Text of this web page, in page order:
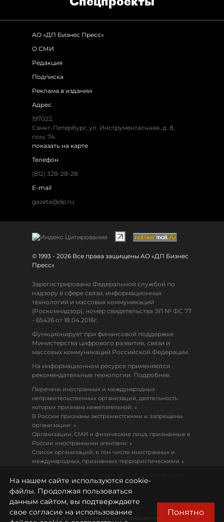
АО «ДП Бизнес Пресс»
О СМИ
Редакция
Подписка
Реклама в издании
Адрес
197022,
Санкт-Петербург, ул. Инструментальная, д. 8,
пом. 74.
показать на карте
Телефон
(812) 328-28-28
E-mail
gazeta@dp.ru
© 1993 - 2026 Все права защищены АО «ДП Бизнес
Пресс»
Зарегистрировано Федеральной службой по
надзору в сфере связи, информационных
технологий и массовых коммуникаций
(Роскомнадзор), номер свидетельства ЭЛ № ФС 77
- 65426 от 18.04.2016г.
Функционирует при финансовой поддержке
Министерства цифрового развития, связи и
массовых коммуникаций Российской Федерации.
На информационном ресурсе применяются
рекомендательные технологии. Подробнее.
Перечень иностранных и международных
неправительственных организаций, деятельность
которых признана нежелательной: ↓
В России признаны экстремистскими и запрещены
организации: ↓
Организации, СМИ и физические лица, признанные в
России иностранными агентами: ↓
Список организаций, в том числе иностранных и
международных, признанных террористическими ↓
18+
Политика конфиденциальности
Правила использования информационных
На нашем сайте используются cookie-
файлы. Продолжая пользоваться
данным сайтом, вы подтверждаете
свое согласие на использование
Понятно